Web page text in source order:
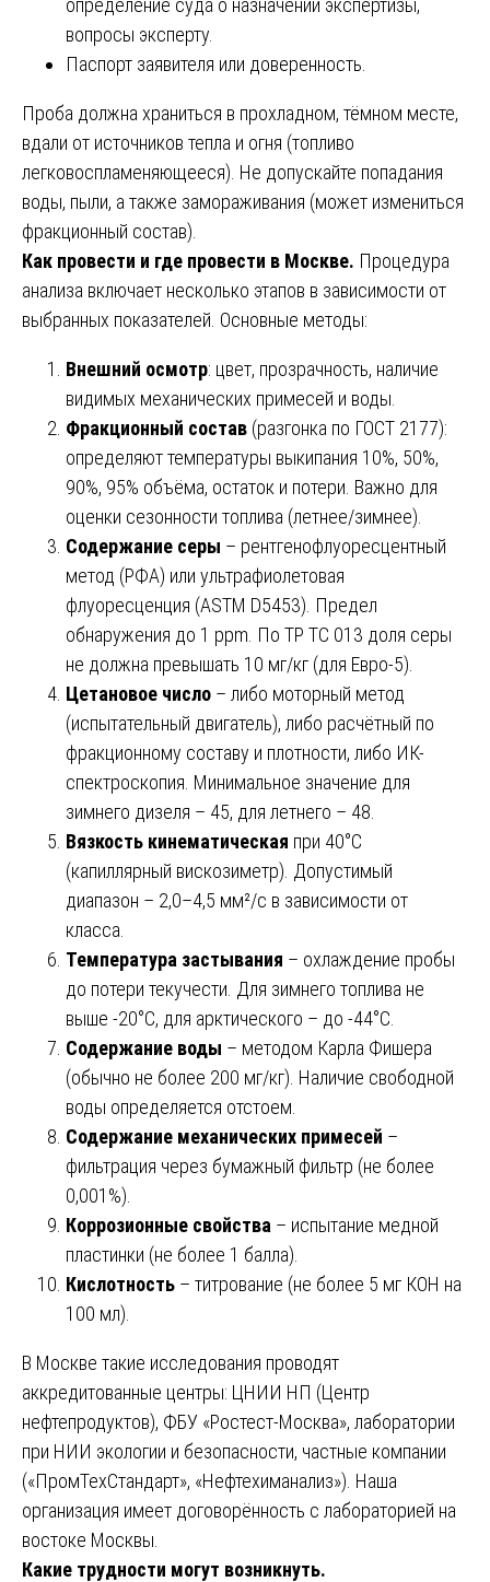
определение суда о назначении экспертизы,
вопросы эксперту.
Паспорт заявителя или доверенность.
Проба должна храниться в прохладном, тёмном месте,
вдали от источников тепла и огня (топливо
легковоспламеняющееся). Не допускайте попадания
воды, пыли, а также замораживания (может измениться
фракционный состав).
Как провести и где провести в Москве. Процедура
анализа включает несколько этапов в зависимости от
выбранных показателей. Основные методы:
Внешний осмотр: цвет, прозрачность, наличие
видимых механических примесей и воды.
Фракционный состав (разгонка по ГОСТ 2177):
определяют температуры выкипания 10%, 50%,
90%, 95% объёма, остаток и потери. Важно для
оценки сезонности топлива (летнее/зимнее).
Содержание серы – рентгенофлуоресцентный
метод (РФА) или ультрафиолетовая
флуоресценция (ASTM D5453). Предел
обнаружения до 1 ppm. По ТР ТС 013 доля серы
не должна превышать 10 мг/кг (для Евро-5).
Цетановое число – либо моторный метод
(испытательный двигатель), либо расчётный по
фракционному составу и плотности, либо ИК-
спектроскопия. Минимальное значение для
зимнего дизеля – 45, для летнего – 48.
Вязкость кинематическая при 40°C
(капиллярный вискозиметр). Допустимый
диапазон – 2,0–4,5 мм²/с в зависимости от
класса.
Температура застывания – охлаждение пробы
до потери текучести. Для зимнего топлива не
выше -20°C, для арктического – до -44°C.
Содержание воды – методом Карла Фишера
(обычно не более 200 мг/кг). Наличие свободной
воды определяется отстоем.
Содержание механических примесей –
фильтрация через бумажный фильтр (не более
0,001%).
Коррозионные свойства – испытание медной
пластинки (не более 1 балла).
Кислотность – титрование (не более 5 мг КОН на
100 мл).
В Москве такие исследования проводят
аккредитованные центры: ЦНИИ НП (Центр
нефтепродуктов), ФБУ «Ростест-Москва», лаборатории
при НИИ экологии и безопасности, частные компании
(«ПромТехСтандарт», «Нефтехиманализ»). Наша
организация имеет договорённость с лабораторией на
востоке Москвы.
Какие трудности могут возникнуть.